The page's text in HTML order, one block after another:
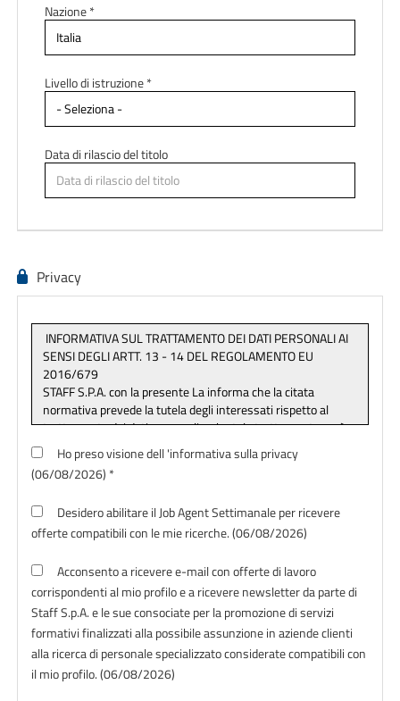
Nazione *
Livello di istruzione *
Data di rilascio del titolo
Privacy
Ho preso visione dell 'informativa sulla privacy
(06/08/2026) *
Desidero abilitare il Job Agent Settimanale per ricevere
offerte compatibili con le mie ricerche. (06/08/2026)
Acconsento a ricevere e-mail con offerte di lavoro
corrispondenti al mio profilo e a ricevere newsletter da parte di
Staff S.p.A. e le sue consociate per la promozione di servizi
formativi finalizzati alla possibile assunzione in aziende clienti
alla ricerca di personale specializzato considerate compatibili con
il mio profilo. (06/08/2026)